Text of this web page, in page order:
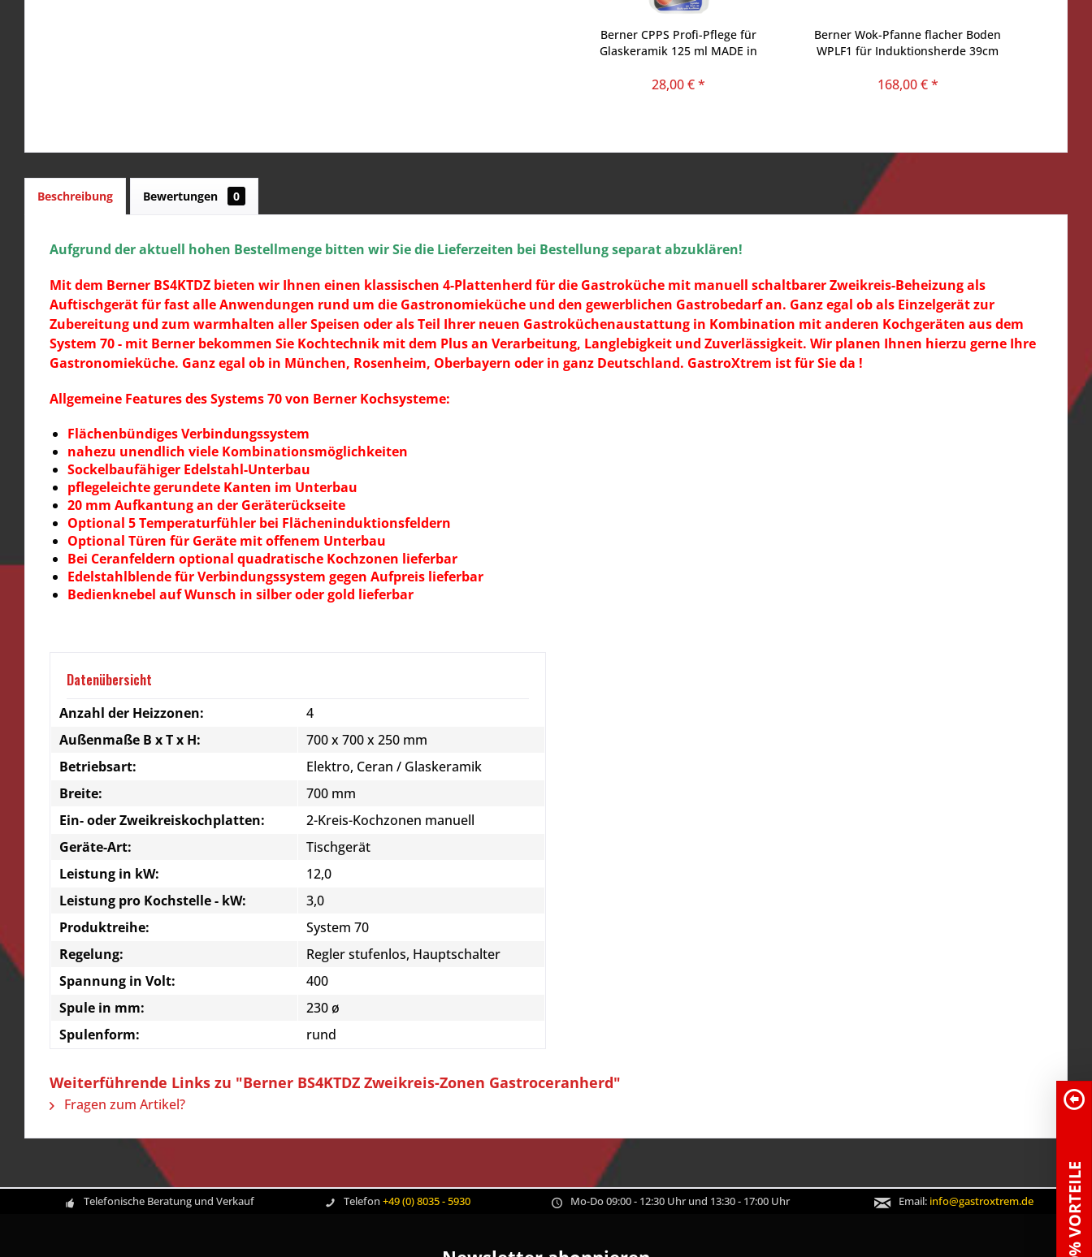
Berner CPPS Profi-Pflege für
Glaskeramik 125 ml MADE in
28,00 € *
Berner Wok-Pfanne flacher Boden
WPLF1 für Induktionsherde 39cm
168,00 € *
Beschreibung Bewertungen 0
Aufgrund der aktuell hohen Bestellmenge bitten wir Sie die Lieferzeiten bei Bestellung separat abzuklären!
Mit dem Berner BS4KTDZ bieten wir Ihnen einen klassischen 4-Plattenherd für die Gastroküche mit manuell schaltbarer Zweikreis-Beheizung als
Auftischgerät für fast alle Anwendungen rund um die Gastronomieküche und den gewerblichen Gastrobedarf an. Ganz egal ob als Einzelgerät zur
Zubereitung und zum warmhalten aller Speisen oder als Teil Ihrer neuen Gastroküchenaustattung in Kombination mit anderen Kochgeräten aus dem
System 70 - mit Berner bekommen Sie Kochtechnik mit dem Plus an Verarbeitung, Langlebigkeit und Zuverlässigkeit. Wir planen Ihnen hierzu gerne Ihre
Gastronomieküche. Ganz egal ob in München, Rosenheim, Oberbayern oder in ganz Deutschland. GastroXtrem ist für Sie da !
Allgemeine Features des Systems 70 von Berner Kochsysteme:
Flächenbündiges Verbindungssystem
nahezu unendlich viele Kombinationsmöglichkeiten
Sockelbaufähiger Edelstahl-Unterbau
pflegeleichte gerundete Kanten im Unterbau
20 mm Aufkantung an der Geräterückseite
Optional 5 Temperaturfühler bei Flächeninduktionsfeldern
Optional Türen für Geräte mit offenem Unterbau
Bei Ceranfeldern optional quadratische Kochzonen lieferbar
Edelstahlblende für Verbindungssystem gegen Aufpreis lieferbar
Bedienknebel auf Wunsch in silber oder gold lieferbar
Datenübersicht
Anzahl der Heizzonen:
4
Außenmaße B x T x H:
700 x 700 x 250 mm
Betriebsart:
Elektro, Ceran / Glaskeramik
Breite:
700 mm
Ein- oder Zweikreiskochplatten:
2-Kreis-Kochzonen manuell
Geräte-Art:
Tischgerät
Leistung in kW:
12,0
Leistung pro Kochstelle - kW:
3,0
Produktreihe:
System 70
Regelung:
Regler stufenlos, Hauptschalter
Spannung in Volt:
400
Spule in mm:
230 ø
Spulenform:
rund
Weiterführende Links zu "Berner BS4KTDZ Zweikreis-Zonen Gastroceranherd"
Fragen zum Artikel?
Telefonische Beratung und Verkauf Telefon +49 (0) 8035 - 5930 Mo-Do 09:00 - 12:30 Uhr und 13:30 - 17:00 Uhr Email: info@gastroxtrem.de 100% VORTEILE